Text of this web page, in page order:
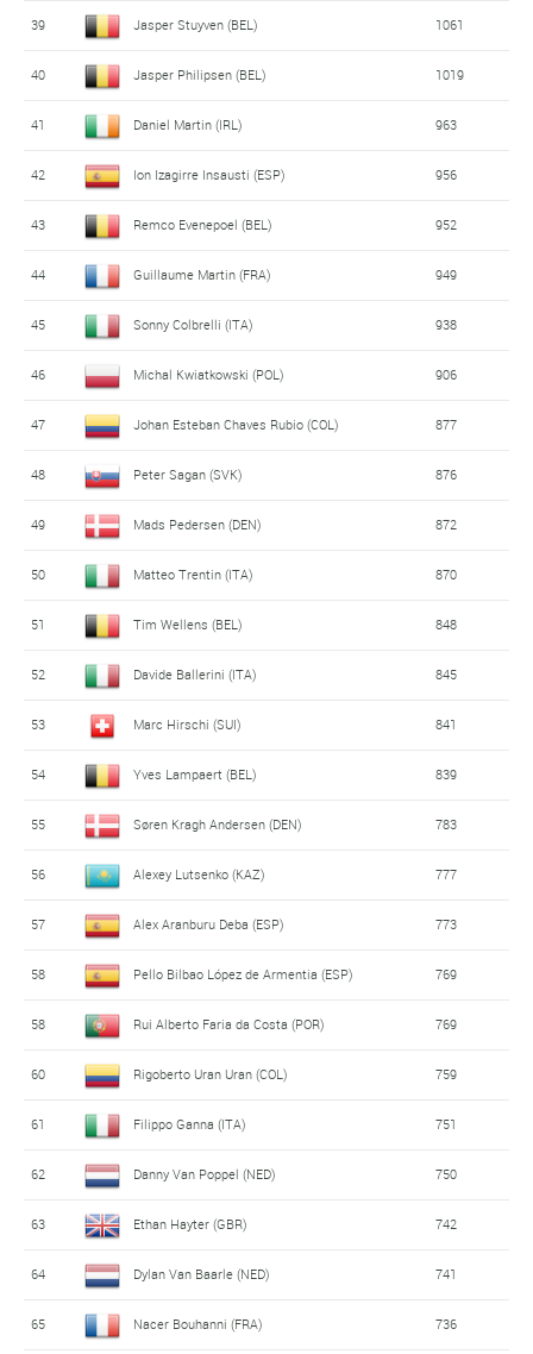
39 Jasper Stuyven (BEL) 1061
40 Jasper Philipsen (BEL) 1019
41 Daniel Martin (IRL) 963
42 Ion Izagirre Insausti (ESP) 956
43 Remco Evenepoel (BEL) 952
44 Guillaume Martin (FRA) 949
45 Sonny Colbrelli (ITA) 938
46 Michal Kwiatkowski (POL) 906
47 Johan Esteban Chaves Rubio (COL) 877
48 Peter Sagan (SVK) 876
49 Mads Pedersen (DEN) 872
50 Matteo Trentin (ITA) 870
51 Tim Wellens (BEL) 848
52 Davide Ballerini (ITA) 845
53 Marc Hirschi (SUI) 841
54 Yves Lampaert (BEL) 839
55 Søren Kragh Andersen (DEN) 783
56 Alexey Lutsenko (KAZ) 777
57 Alex Aranburu Deba (ESP) 773
58 Pello Bilbao López de Armentia (ESP) 769
58 Rui Alberto Faria da Costa (POR) 769
60 Rigoberto Uran Uran (COL) 759
61 Filippo Ganna (ITA) 751
62 Danny Van Poppel (NED) 750
63 Ethan Hayter (GBR) 742
64 Dylan Van Baarle (NED) 741
65 Nacer Bouhanni (FRA) 736